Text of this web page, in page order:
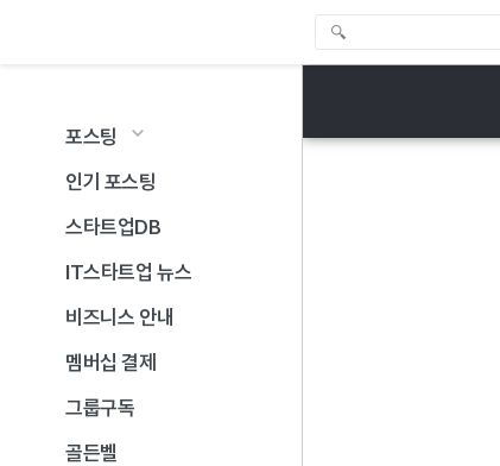
포스팅
인기 포스팅
스타트업DB
IT스타트업 뉴스
비즈니스 안내
멤버십 결제
그룹구독
골든벨